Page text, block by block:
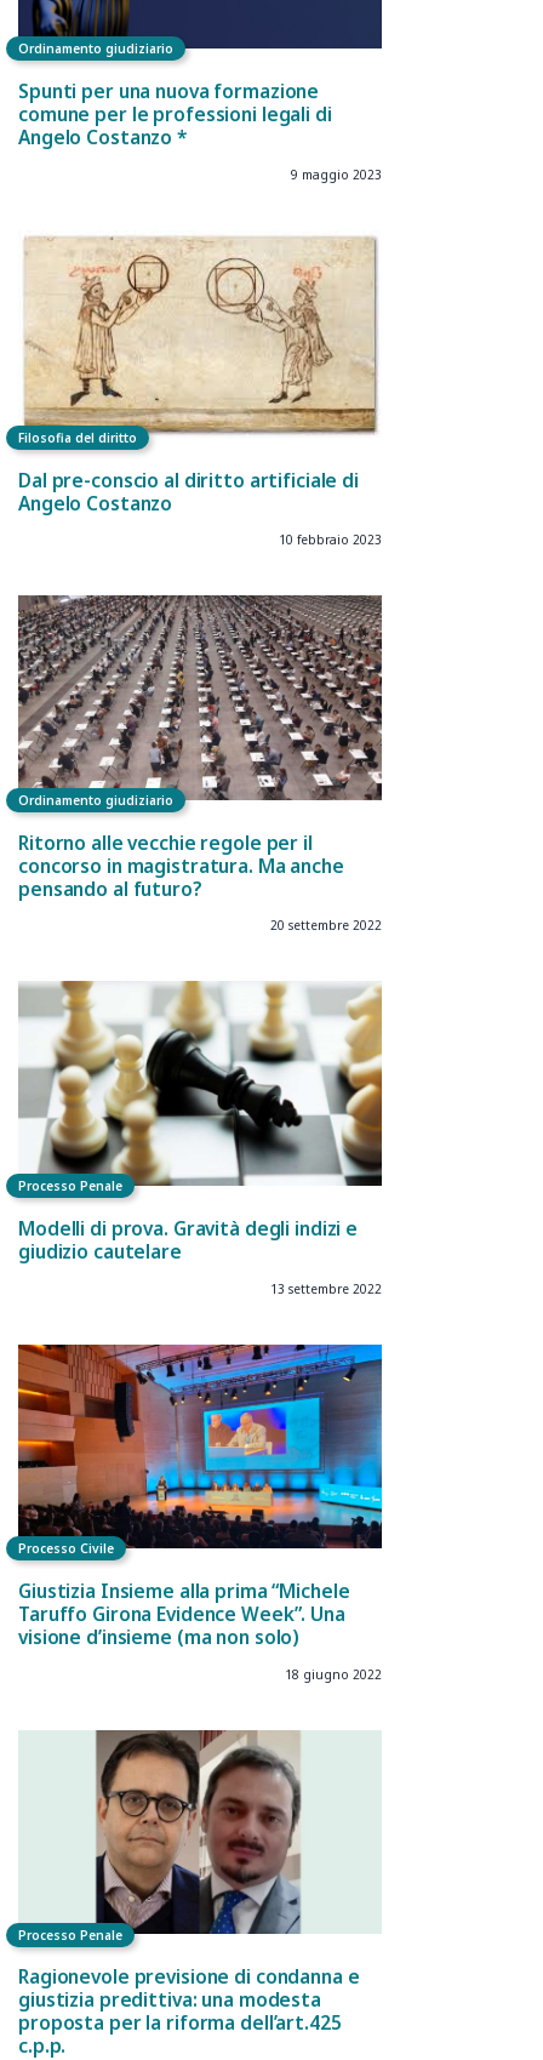
Ordinamento giudiziario
Spunti per una nuova formazione
comune per le professioni legali di
Angelo Costanzo *
9 maggio 2023
Filosofia del diritto
Dal pre-conscio al diritto artificiale di
Angelo Costanzo
10 febbraio 2023
Ordinamento giudiziario
Ritorno alle vecchie regole per il
concorso in magistratura. Ma anche
pensando al futuro?
20 settembre 2022
Processo Penale
Modelli di prova. Gravità degli indizi e
giudizio cautelare
13 settembre 2022
Processo Civile
Giustizia Insieme alla prima “Michele
Taruffo Girona Evidence Week”. Una
visione d’insieme (ma non solo)
18 giugno 2022
Processo Penale
Ragionevole previsione di condanna e
giustizia predittiva: una modesta
proposta per la riforma dell’art.425
c.p.p.